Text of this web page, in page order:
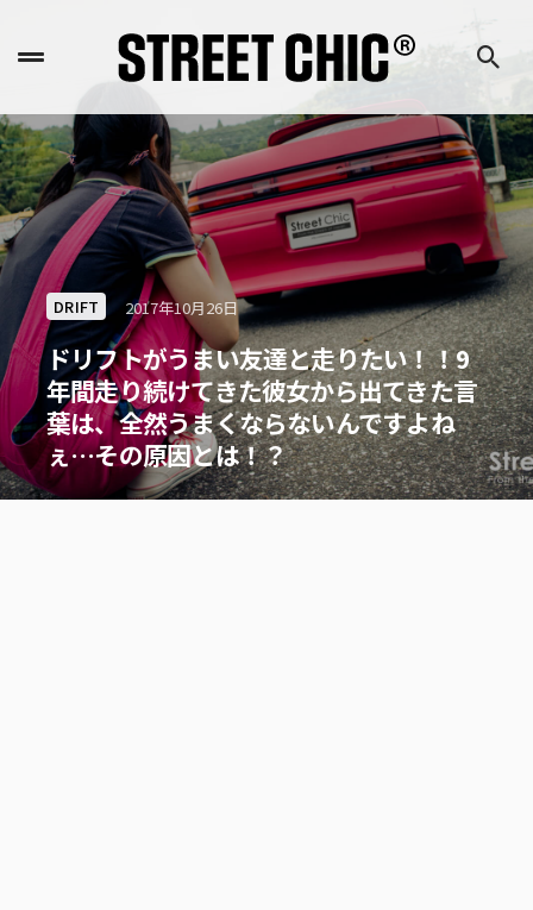
DRIFT 2017年10月26日
ドリフトがうまい友達と走りたい！！9
年間走り続けてきた彼女から出てきた言
葉は、全然うまくならないんですよね
ぇ…その原因とは！？